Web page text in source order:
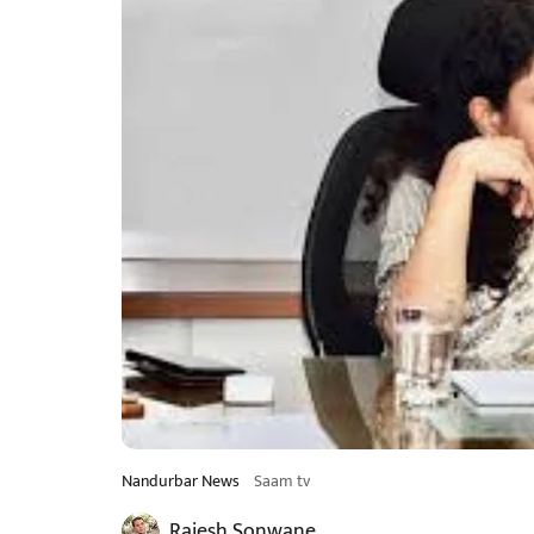
Nandurbar News Saam tv